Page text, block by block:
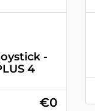
-
4
€0